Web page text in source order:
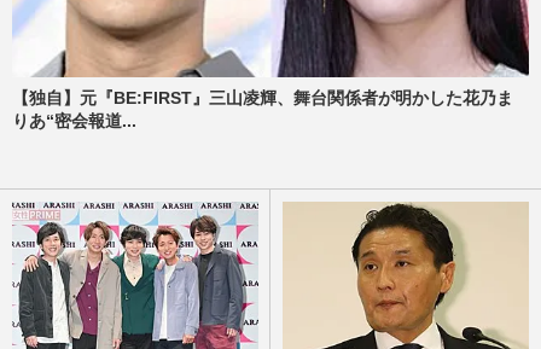
【独自】元『BE:FIRST』三山凌輝、舞台関係者が明かした花乃ま
りあ“密会報道...